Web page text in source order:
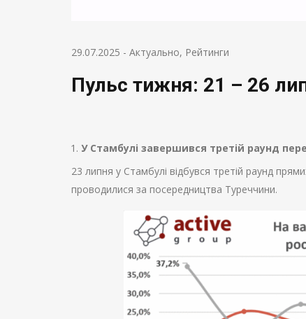
29.07.2025 - Актуально, Рейтинги
Пульс тижня: 21 – 26
У Стамбулі завершився третій раунд
23 липня у Стамбулі відбувся третій раунд
проводилися за посередництва Туреччини.